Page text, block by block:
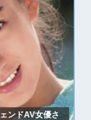
ンドAV女優さ